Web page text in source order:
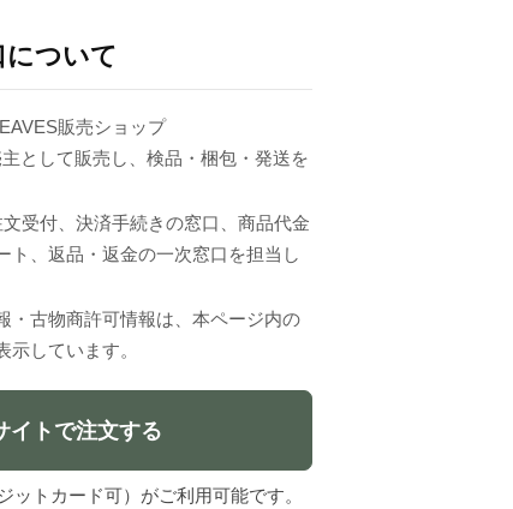
について
販売ショップ
主として販売し、検品・梱包・発送を
受付、決済手続きの窓口、商品代金
ト、返品・返金の一次窓口を担当し
・古物商許可情報は、本ページ内の
示しています。
イトで注文する
ットカード可）がご利用可能です。